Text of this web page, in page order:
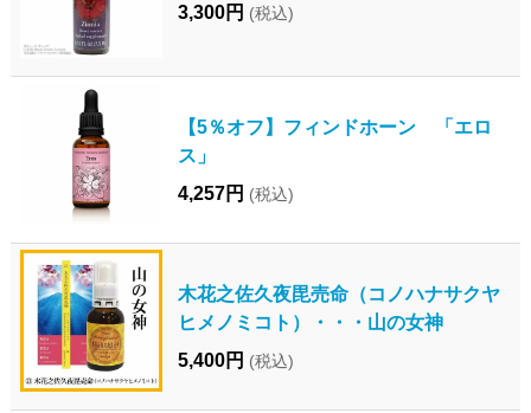
3,300円 (税込)
【5％オフ】フィンドホーン 「エロ
ス」
4,257円 (税込)
木花之佐久夜毘売命（コノハナサクヤ
ヒメノミコト）・・・山の女神
5,400円 (税込)